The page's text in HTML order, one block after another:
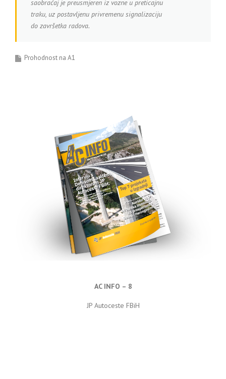
saobraćaj je preusmjeren iz vozne u preticajnu
traku, uz postavljenu privremenu signalizaciju
do završetka radova.
Prohodnost na A1
AC INFO – 8
JP Autoceste FBiH